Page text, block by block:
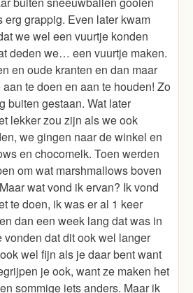
erg grappig. Even later kwam
we wel een vuurtje konden
deden we… een vuurtje maken.
en oude kranten en dan maar
te doen en aan te houden! Zo
buiten gestaan. Wat later
lekker zou zijn als we ook
we gingen naar de winkel en
en chocomelk. Toen werden
om wat marshmallows boven
wat vond ik ervan? Ik vond
te doen, ik was er al 1 keer
dan een week lang dat was in
dat dit ook wel langer
wel fijn als je daar bent want
je ook, want ze maken het
sommige iets anders. Maar ik